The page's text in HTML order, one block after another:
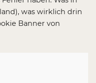
was wirklich drin
Banner von